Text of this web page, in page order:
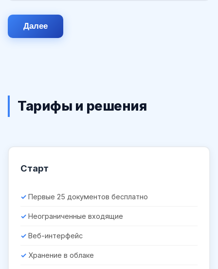
Далее
Тарифы и решения
Старт
Первые 25 документов бесплатно
Неограниченные входящие
Веб-интерфейс
Хранение в облаке